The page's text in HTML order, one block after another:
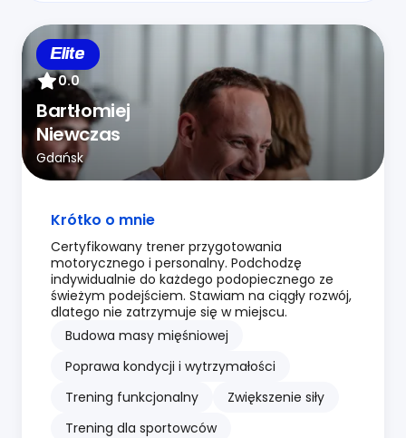
Elite
0.0
Bartłomiej
Niewczas
Gdańsk
Krótko o mnie
Certyfikowany trener przygotowania
motorycznego i personalny. Podchodzę
indywidualnie do każdego podopiecznego ze
świeżym podejściem. Stawiam na ciągły rozwój,
dlatego nie zatrzymuje się w miejscu.
Budowa masy mięśniowej
Poprawa kondycji i wytrzymałości
Trening funkcjonalny
Zwiększenie siły
Trening dla sportowców